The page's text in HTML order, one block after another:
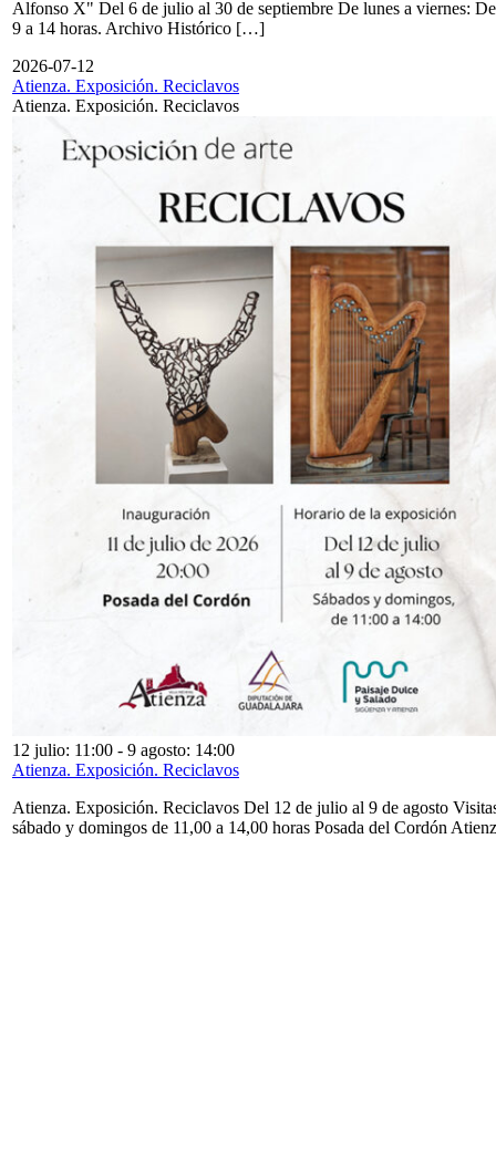
Alfonso X" Del 6 de julio al 30 de septiembre De lunes a viernes: De
9 a 14 horas. Archivo Histórico […]
2026-07-12
Atienza. Exposición. Reciclavos
Atienza. Exposición. Reciclavos
12 julio: 11:00 - 9 agosto: 14:00
Atienza. Exposición. Reciclavos
Atienza. Exposición. Reciclavos Del 12 de julio al 9 de agosto
sábado y domingos de 11,00 a 14,00 horas Posada del Cordón